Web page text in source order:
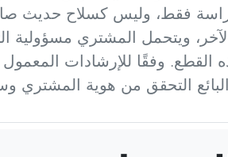
فقط، وليس كسلاح حديث
ويتحمل المشتري مسؤولية
القطع. وفقًا للإرشادات